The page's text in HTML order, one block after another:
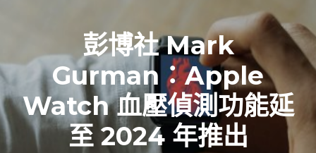
彭博社 Mark
Gurman：Apple
Watch 血壓偵測功能延
至 2024 年推出